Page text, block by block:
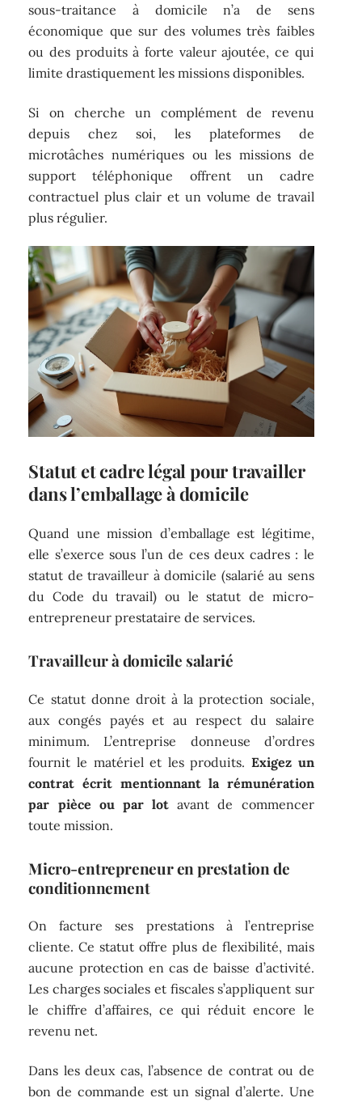
sous-traitance à domicile n’a de sens
économique que sur des volumes très faibles
ou des produits à forte valeur ajoutée, ce qui
limite drastiquement les missions disponibles.
Si on cherche un complément de revenu
depuis chez soi, les plateformes de
microtâches numériques ou les missions de
support téléphonique offrent un cadre
contractuel plus clair et un volume de travail
plus régulier.
Statut et cadre légal pour travailler
dans l’emballage à domicile
Quand une mission d’emballage est légitime,
elle s’exerce sous l’un de ces deux cadres : le
statut de travailleur à domicile (salarié au sens
du Code du travail) ou le statut de micro-
entrepreneur prestataire de services.
Travailleur à domicile salarié
Ce statut donne droit à la protection sociale,
aux congés payés et au respect du salaire
minimum. L’entreprise donneuse d’ordres
fournit le matériel et les produits.Exigez un
contrat écrit mentionnant la rémunération
par pièce ou par lot avant de commencer
toute mission.
Micro-entrepreneur en prestation de
conditionnement
On facture ses prestations à l’entreprise
cliente. Ce statut offre plus de flexibilité, mais
aucune protection en cas de baisse d’activité.
Les charges sociales et fiscales s’appliquent sur
le chiffre d’affaires, ce qui réduit encore le
revenu net.
Dans les deux cas, l’absence de contrat ou de
bon de commande est un signal d’alerte. Une